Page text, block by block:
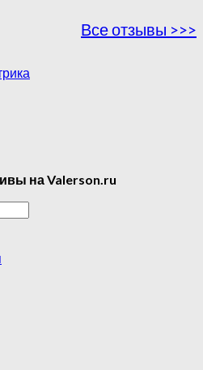
Все отзывы >>>
на Valerson.ru